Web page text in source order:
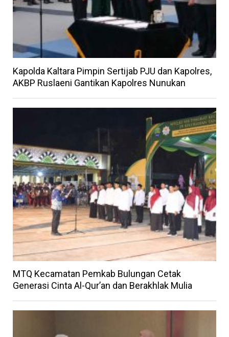
Kapolda Kaltara Pimpin Sertijab PJU dan Kapolres,
AKBP Ruslaeni Gantikan Kapolres Nunukan
MTQ Kecamatan Pemkab Bulungan Cetak
Generasi Cinta Al-Qur’an dan Berakhlak Mulia